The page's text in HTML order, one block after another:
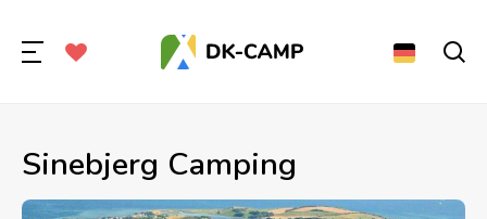
Sinebjerg Camping